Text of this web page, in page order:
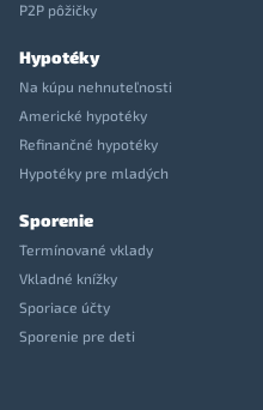
P2P pôžičky
Hypotéky
Na kúpu nehnuteľnosti
Americké hypotéky
Refinančné hypotéky
Hypotéky pre mladých
Sporenie
Termínované vklady
Vkladné knížky
Sporiace účty
Sporenie pre deti